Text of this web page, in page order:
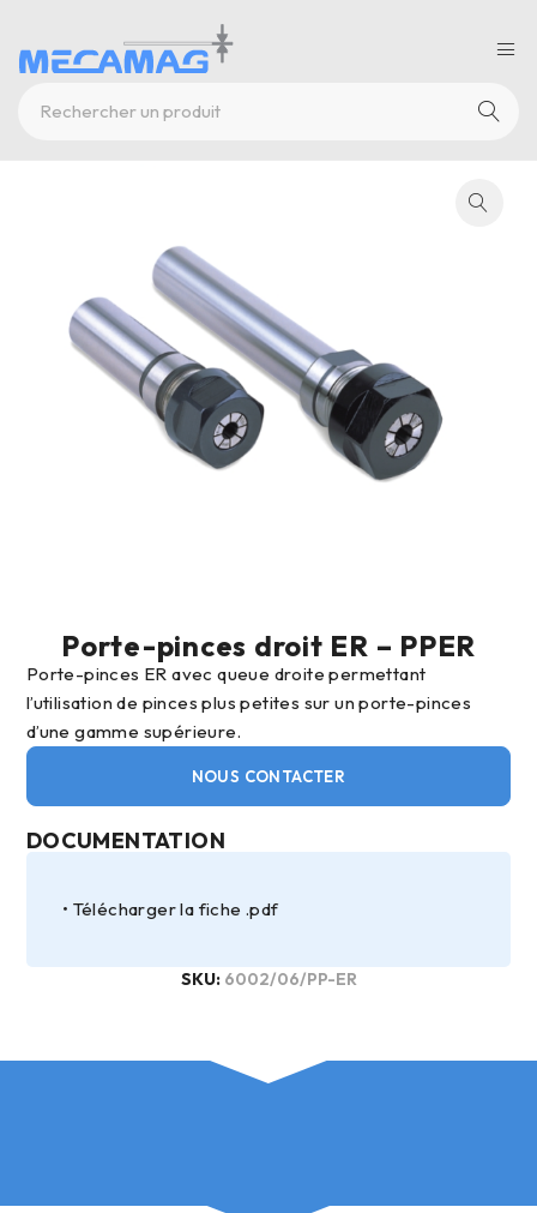
Porte-pinces droit ER – PPER
Porte-pinces ER avec queue droite permettant
l’utilisation de pinces plus petites sur un porte-pinces
d’une gamme supérieure.
NOUS CONTACTER
DOCUMENTATION
Télécharger la fiche .pdf
SKU: 6002/06/PP-ER